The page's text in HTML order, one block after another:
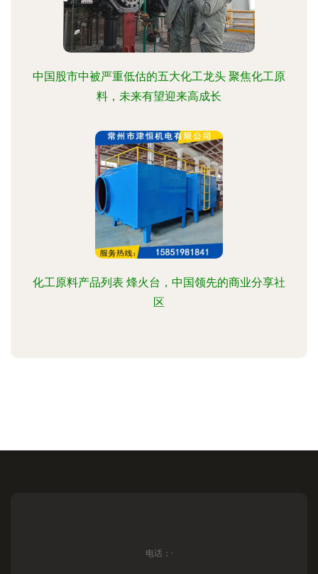
中国股市中被严重低估的五大化工龙头 聚焦化工原
料，未来有望迎来高成长
化工原料产品列表 烽火台，中国领先的商业分享社
区
电话：-